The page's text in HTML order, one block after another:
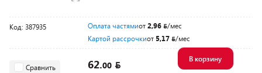
Код: 387935 Оплата частямиот2,96
/мес
Картой рассрочкиот 5,17 /мес
Сравнить 62.00
В корзину